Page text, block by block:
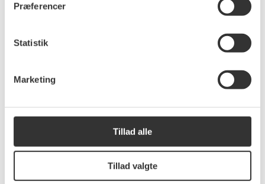
Præferencer
Statistik
Marketing
Tillad alle
Tillad valgte
migration og asyl. Hvis vi ikke formår det,
vores samfund og samtidig gøre det
vanskeligere at bevare opbakningen til at
hjælpe mennesker, der flygter fra krig og
forfølgelse. Det er hverken i flygtningenes,
Hensynet til Europas befolkninger, vores